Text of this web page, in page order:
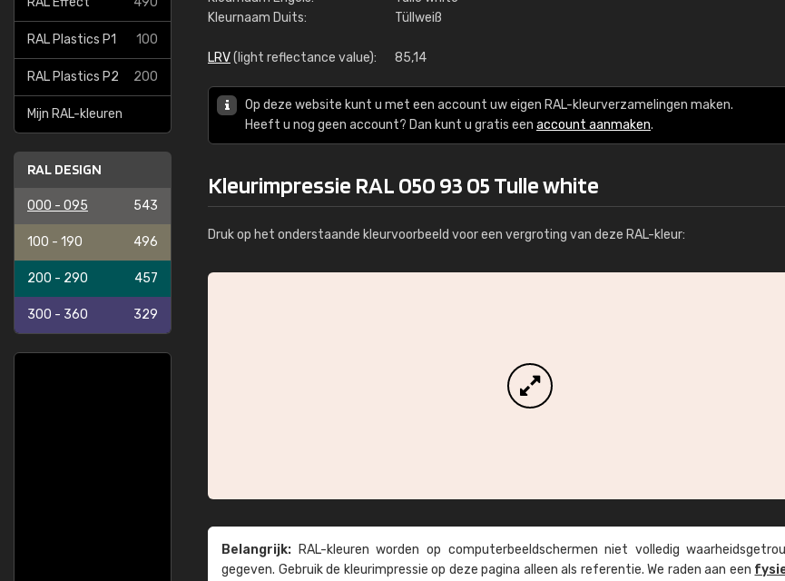
RAL Plastics P1 100
RAL Plastics P2 200
Mijn RAL-kleuren
RAL DESIGN
000 - 095 543
100 - 190 496
200 - 290 457
300 - 360 329
Kleurnaam Duits:
Tüllweiß
LRV(light reflectance value): 85,14
Op deze website kunt u met een account uw eigen RAL-kleurverzamelingen maken.
Heeft u nog geen account? Dan kunt u gratis een account aanmaken.
Kleurimpressie RAL 050 93 05 Tulle white
Druk op het onderstaande kleurvoorbeeld voor een vergroting van deze RAL-kleur:
Belangrijk: RAL-kleuren worden op computer­beeld­schermen niet volledig
gegeven. Gebruik de kleur­impressie op deze pagina alleen als referentie. We raden aan een
RAL K7 op